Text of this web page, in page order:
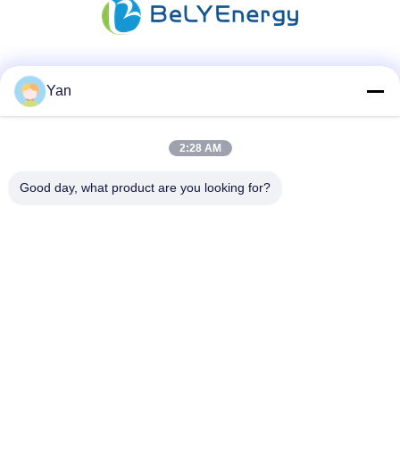
Yan
2:28 AM
Good day, what product are you looking for?